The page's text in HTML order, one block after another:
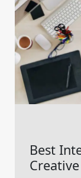
Best